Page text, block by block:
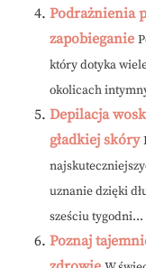
Podrażnienia
zapobieganie
który dotyka
okolicach
Depilacja
gładkiej skóry
uznanie dzięki
sześciu tygodni...
Poznaj